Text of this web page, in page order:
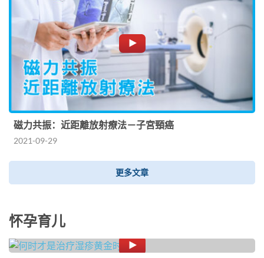
磁力共振：近距離放射療法－子宮頸癌
2021-09-29
更多文章
怀孕育儿